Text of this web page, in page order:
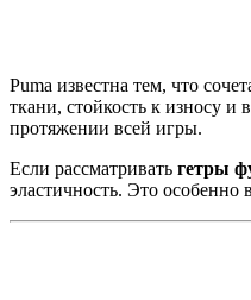
Puma известна тем, что
ткани, стойкость к износу
протяжении всей игры.
Если рассматривать гетры
эластичность. Это особенно